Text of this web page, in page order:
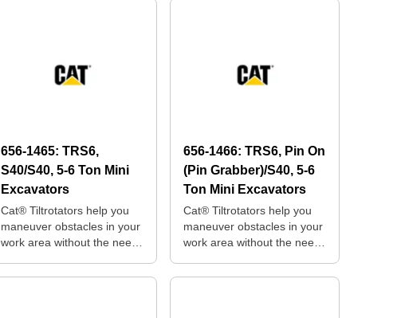
656-1465: TRS6,
S40/S40, 5-6 Ton Mini
Excavators
Cat® Tiltrotators help you
maneuver obstacles in your
work area without the need
machine.
656-1466: TRS6, Pin On
(Pin Grabber)/S40, 5-6
Ton Mini Excavators
Cat® Tiltrotators help you
maneuver obstacles in your
work area without the need
machine.